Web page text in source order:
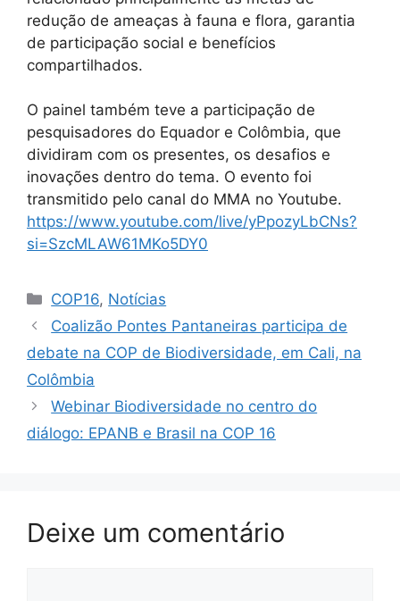
redução de ameaças à fauna e flora, garantia
de participação social e benefícios
compartilhados.
O painel também teve a participação de
pesquisadores do Equador e Colômbia, que
dividiram com os presentes, os desafios e
inovações dentro do tema. O evento foi
transmitido pelo canal do MMA no Youtube.
https://www.youtube.com/live/yPpozyLbCNs?
si=SzcMLAW61MKo5DY0
COP16, Notícias
Coalizão Pontes Pantaneiras participa de
debate na COP de Biodiversidade, em Cali, na
Colômbia
Webinar Biodiversidade no centro do
diálogo: EPANB e Brasil na COP 16
Deixe um comentário